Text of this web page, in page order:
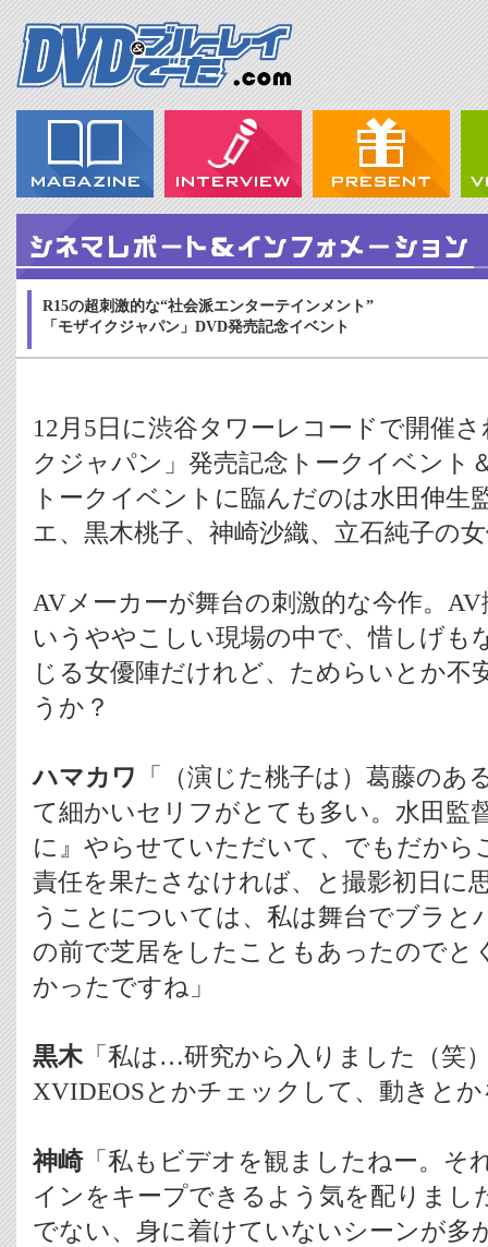
R15の超刺激的な“社会派エンターテインメント”
「モザイクジャパン」DVD発売記念イベント
12月5日に渋谷タワーレコードで開催
クジャパン」発売記念トークイベント
トークイベントに臨んだのは水田伸生
エ、黒木桃子、神崎沙織、立石純子の
AVメーカーが舞台の刺激的な今作。
いうややこしい現場の中で、惜しげも
じる女優陣だけれど、ためらいとか不
うか？
ハマカワ
「（演じた桃子は）葛藤のあ
て細かいセリフがとても多い。水田監
に』やらせていただいて、でもだから
責任を果たさなければ、と撮影初日に
うことについては、私は舞台でブラと
の前で芝居をしたこともあったのでと
かったですね」
黒木「私は…研究から入りました（笑
XVIDEOSとかチェックして、動きと
神崎「私もビデオを観ましたねー。
インをキープできるよう気を配りまし
でない、身に着けていないシーンが多